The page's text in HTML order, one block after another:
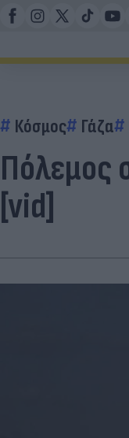
Κόσμος Γάζα
Πόλεμος
[vid]